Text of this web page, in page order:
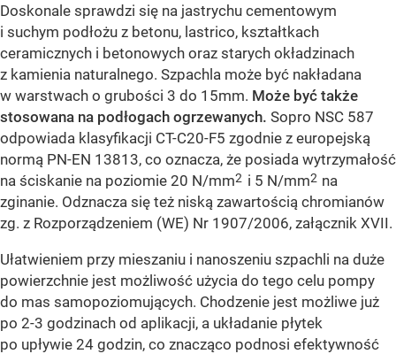
Doskonale sprawdzi się na jastrychu cementowym
i suchym podłożu z betonu, lastrico, kształtkach
ceramicznych i betonowych oraz starych okładzinach
z kamienia naturalnego. Szpachla może być nakładana
w warstwach o grubości 3 do 15mm. Może być także
stosowana na podłogach ogrzewanych. Sopro NSC 587
odpowiada klasyfikacji CT-C20-F5 zgodnie z europejską
normą PN-EN 13813, co oznacza, że posiada wytrzymałość
na ściskanie na poziomie 20 N/mm2 i 5 N/mm2 na
zginanie. Odznacza się też niską zawartością chromianów
zg. z Rozporządzeniem (WE) Nr 1907/2006, załącznik XVII.
Ułatwieniem przy mieszaniu i nanoszeniu szpachli na duże
powierzchnie jest możliwość użycia do tego celu pompy
do mas samopoziomujących. Chodzenie jest możliwe już
po 2-3 godzinach od aplikacji, a układanie płytek
po upływie 24 godzin, co znacząco podnosi efektywność